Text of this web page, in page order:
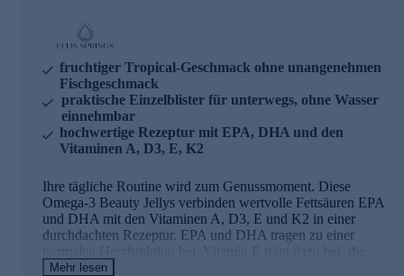
fruchtiger Tropical-Geschmack ohne unangenehmen
Fischgeschmack
praktische Einzelblister für unterwegs, ohne Wasser
einnehmbar
hochwertige Rezeptur mit EPA, DHA und den
Vitaminen A, D3, E, K2
Ihre tägliche Routine wird zum Genussmoment. Diese
Omega-3 Beauty Jellys verbinden wertvolle Fettsäuren EPA
und DHA mit den Vitaminen A, D3, E und K2 in einer
durchdachten Rezeptur. EPA und DHA tragen zu einer
normalen Herzfunktion bei. Vitamin E trägt dazu bei, die
Zellen vor oxidativem Stress zu schützen. Vitamin A und D
Mehr lesen